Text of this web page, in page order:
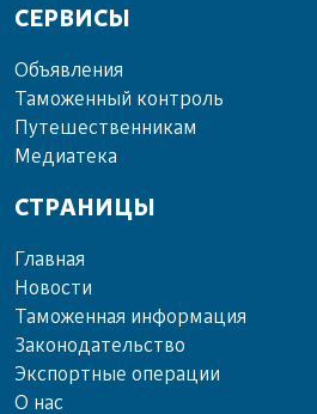
СЕРВИСЫ
Объ­яв­ле­ния
Та­мо­жен­ный кон­троль
Пу­те­шест­вен­ни­кам
Ме­диа­те­ка
СТРАНИЦЫ
Главная
Новости
Таможенная информация
Законодательство
Экспортные операции
О нас